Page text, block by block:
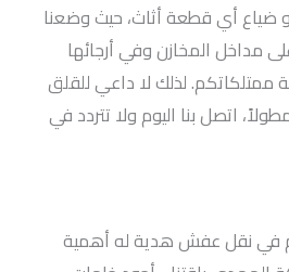
أي قطعة أثاث، حيث وضعنا
مداخل المخازن وفي أرجائها
ممتلكاتكم. لذلك لا داعي للقلق
اتصل بنا اليوم ولا تتردد في
في نقل عفش هدية له أهمية